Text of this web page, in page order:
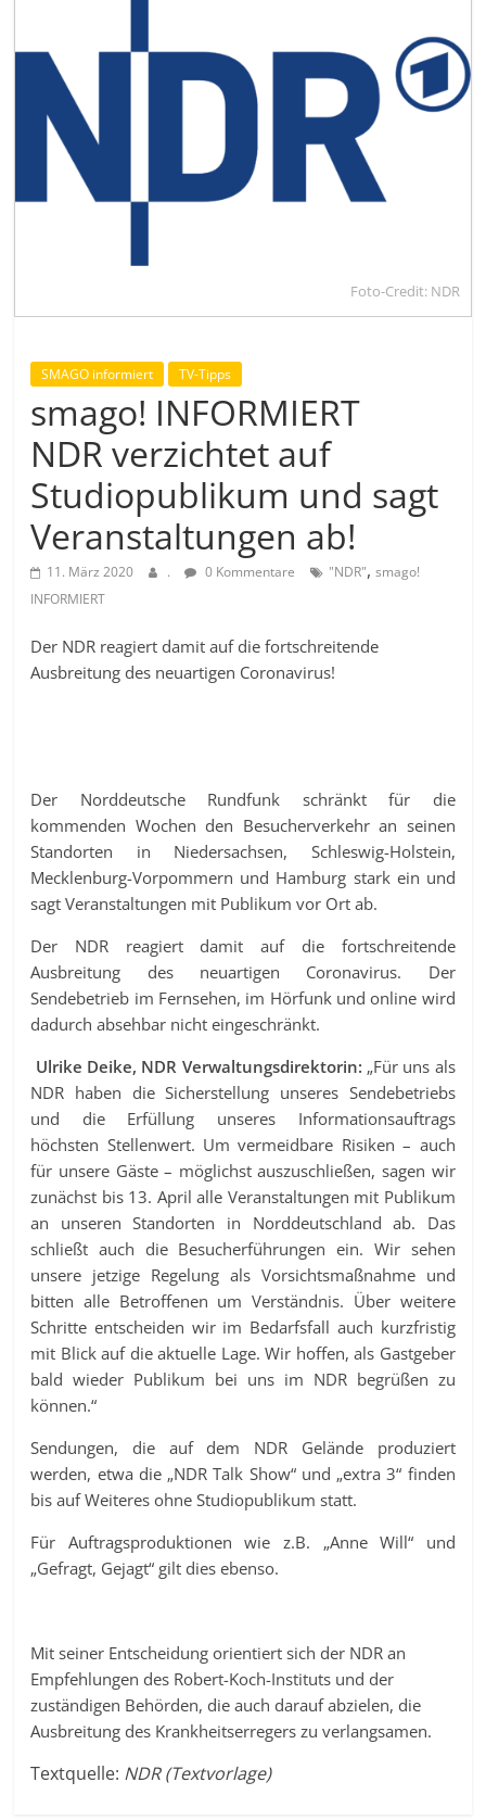
Foto-Credit: NDR
SMAGO informiert TV-Tipps
smago! INFORMIERT
NDR verzichtet auf
Studiopublikum und sagt
Veranstaltungen ab!
11. März 2020 . 0 Kommentare "NDR",smago!
INFORMIERT
Der NDR reagiert damit auf die fortschreitende
Ausbreitung des neuartigen Coronavirus!
Der Norddeutsche Rundfunk schränkt für die
kommenden Wochen den Besucherverkehr an seinen
Standorten in Niedersachsen, Schleswig-Holstein,
Mecklenburg-Vorpommern und Hamburg stark ein und
sagt Veranstaltungen mit Publikum vor Ort ab.
Der NDR reagiert damit auf die fortschreitende
Ausbreitung des neuartigen Coronavirus. Der
Sendebetrieb im Fernsehen, im Hörfunk und online wird
dadurch absehbar nicht eingeschränkt.
Ulrike Deike, NDR Verwaltungsdirektorin: „Für uns als
NDR haben die Sicherstellung unseres Sendebetriebs
und die Erfüllung unseres Informationsauftrags
höchsten Stellenwert. Um vermeidbare Risiken – auch
für unsere Gäste – möglichst auszuschließen, sagen wir
zunächst bis 13. April alle Veranstaltungen mit Publikum
an unseren Standorten in Norddeutschland ab. Das
schließt auch die Besucherführungen ein. Wir sehen
unsere jetzige Regelung als Vorsichtsmaßnahme und
bitten alle Betroffenen um Verständnis. Über weitere
Schritte entscheiden wir im Bedarfsfall auch kurzfristig
mit Blick auf die aktuelle Lage. Wir hoffen, als Gastgeber
bald wieder Publikum bei uns im NDR begrüßen zu
können.“
Sendungen, die auf dem NDR Gelände produziert
werden, etwa die „NDR Talk Show“ und „extra 3“ finden
bis auf Weiteres ohne Studiopublikum statt.
Für Auftragsproduktionen wie z.B. „Anne Will“ und
„Gefragt, Gejagt“ gilt dies ebenso.
Mit seiner Entscheidung orientiert sich der NDR an
Empfehlungen des Robert-Koch-Instituts und der
zuständigen Behörden, die auch darauf abzielen, die
Ausbreitung des Krankheitserregers zu verlangsamen.
Textquelle: NDR (Textvorlage)